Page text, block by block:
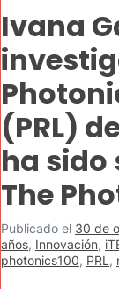
Ivana
(PRL)
ha sido
The
Publicado el 30 de
años, Innovación,
photonics100, PRL ,